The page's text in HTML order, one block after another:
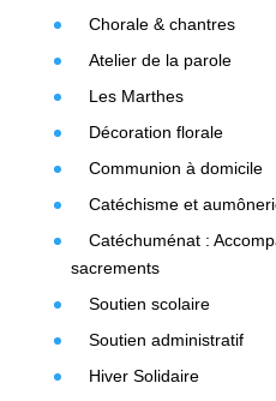
Chorale & chantres
Atelier de la parole
Les Marthes
Décoration florale
Communion à domicile
Catéchisme et
Catéchuménat :
sacrements
Soutien scolaire
Soutien administratif
Hiver Solidaire